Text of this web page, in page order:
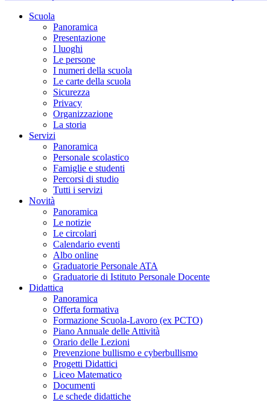
Scuola
Panoramica
Presentazione
I luoghi
Le persone
I numeri della scuola
Le carte della scuola
Sicurezza
Privacy
Organizzazione
La storia
Servizi
Panoramica
Personale scolastico
Famiglie e studenti
Percorsi di studio
Tutti i servizi
Novità
Panoramica
Le notizie
Le circolari
Calendario eventi
Albo online
Graduatorie Personale ATA
Graduatorie di Istituto Personale Docente
Didattica
Panoramica
Offerta formativa
Formazione Scuola-Lavoro (ex PCTO)
Piano Annuale delle Attività
Orario delle Lezioni
Prevenzione bullismo e cyberbullismo
Progetti Didattici
Liceo Matematico
Documenti
Le schede didattiche